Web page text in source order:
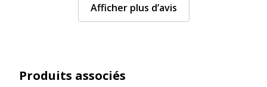
Afficher plus d’avis
Produits associés